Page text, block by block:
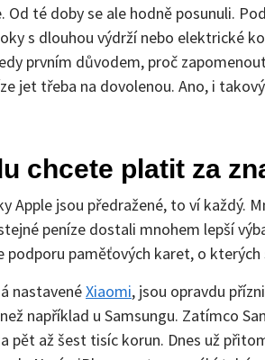
Od té doby se ale hodně posunuli.
s dlouhou výdrží nebo elektrické
prvním důvodem, proč
jet třeba na dovolenou. Ano, i
chcete platit za
Apple jsou předražené, to ví každý.
peníze dostali mnohem lepší
podporu paměťových karet, o
nastavenéXiaomi, jsou opravdu
například u Samsungu. Zatímco
pět až šest tisíc korun. Dnes už